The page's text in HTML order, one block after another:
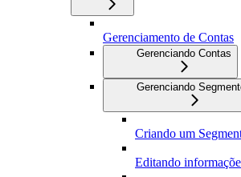
Gerenciamento de Contas
Gerenciando Contas
Gerenciando
Criando um
Editando